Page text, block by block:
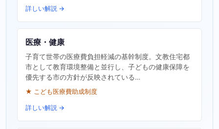
詳しい解説 →
医療・健康
子育て世帯の医療費負担軽減の基幹制度。文教住宅都
市として教育環境整備と並行し、子どもの健康保障を
優先する市の方針が反映されている…
★ こども医療費助成制度
詳しい解説 →